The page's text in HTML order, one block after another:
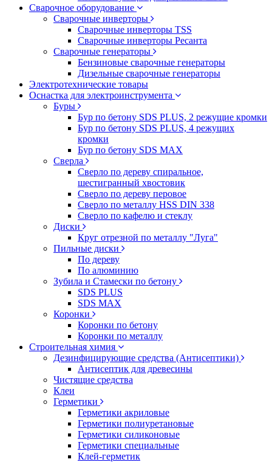
Сварочное оборудование
Сварочные инверторы
Сварочные инверторы TSS
Сварочные инверторы Ресанта
Сварочные генераторы
Бензиновые сварочные генераторы
Дизельные сварочные генераторы
Электротехнические товары
Оснастка для электроинструмента
Буры
Бур по бетону SDS PLUS, 2 режущие кромки
Бур по бетону SDS PLUS, 4 режущих
кромки
Бур по бетону SDS MAX
Сверла
Сверло по дереву спиральное,
шестигранный хвостовик
Сверло по дереву перовое
Сверло по металлу HSS DIN 338
Сверло по кафелю и стеклу
Диски
Круг отрезной по металлу "Луга"
Пильные диски
По дереву
По алюминию
Зубила и Стамески по бетону
SDS PLUS
SDS MAX
Коронки
Коронки по бетону
Коронки по металлу
Строительная химия
Дезинфицирующие средства (Антисептики)
Антисептик для древесины
Чистящие средства
Клеи
Герметики
Герметики акриловые
Герметики полиуретановые
Герметики силиконовые
Герметики специальные
Клей-герметик